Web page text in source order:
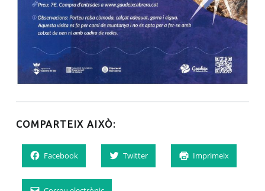
COMPARTEIX AIXÒ:
Facebook Twitter Imprimeix